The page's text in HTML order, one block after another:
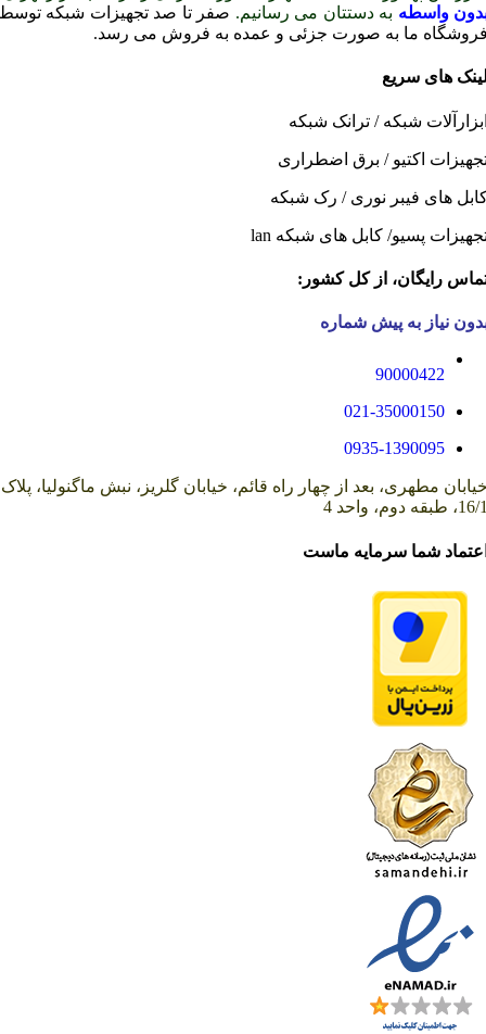
واسطه به دستتان می رسانیم. صفر تا صد تجهیزات شبکه
ما به صورت جزئی و عمده به فروش می رسد.
های سریع
شبکه / ترانک شبکه
اکتیو / برق اضطراری
های فیبر نوری / رک شبکه
پسیو/ کابل های شبکه lan
رایگان، از کل کشور:
نیاز به پیش شماره
90000422
021-35000150
0935-1390095
مطهری، بعد از چهار راه قائم، خیابان گلریز، نبش ماگنولیا، پلاک
طبقه دوم، واحد 4
شما سرمایه ماست